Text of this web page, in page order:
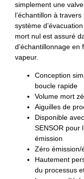
simplement une
l’échantillon à
système
mort nul est assuré
d’échantillonnage
vapeur.
Conception
boucle rapide
Volume mort
Aiguilles de
Disponible
SENSOR pour
émission
Zéro émission/
Hautement
du processus